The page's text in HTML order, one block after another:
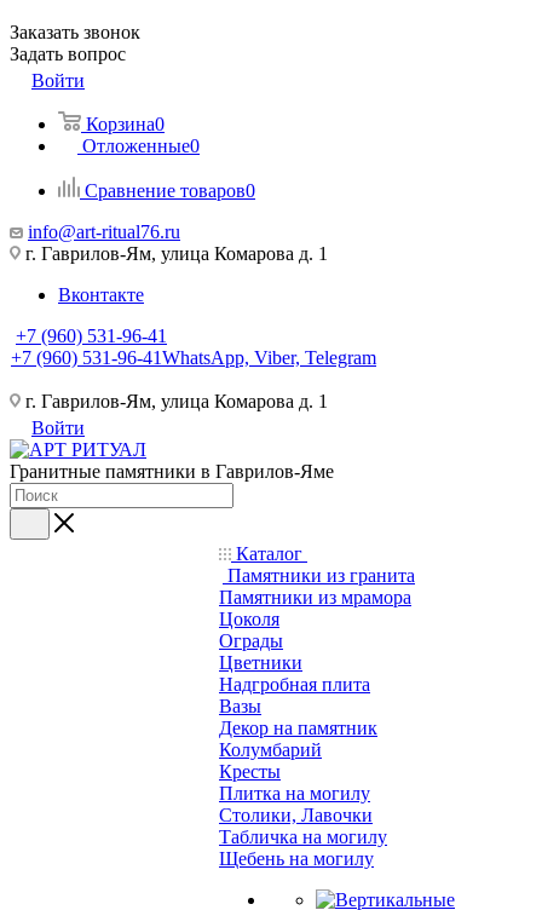
Заказать звонок
Задать вопрос
Войти
Корзина0
Отложенные0
Сравнение товаров0
info@art-ritual76.ru
г. Гаврилов-Ям, улица Комарова д. 1
Вконтакте
+7 (960) 531-96-41
+7 (960) 531-96-41WhatsApp, Viber, Telegram
г. Гаврилов-Ям, улица Комарова д. 1
Войти
Гранитные памятники в Гаврилов-Яме
Каталог
Памятники из гранита
Памятники из мрамора
Цоколя
Ограды
Цветники
Надгробная плита
Вазы
Декор на памятник
Колумбарий
Кресты
Плитка на могилу
Столики, Лавочки
Табличка на могилу
Щебень на могилу